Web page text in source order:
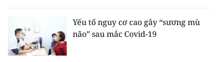
Yếu tố nguy cơ cao gây “sương mù
não” sau mắc Covid-19